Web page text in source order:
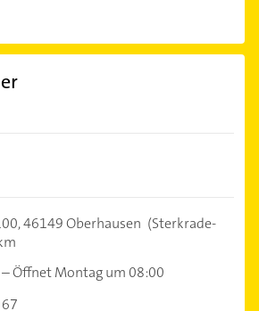
46149 Oberhausen (Sterkrade-
–Öffnet Montag um 08:00